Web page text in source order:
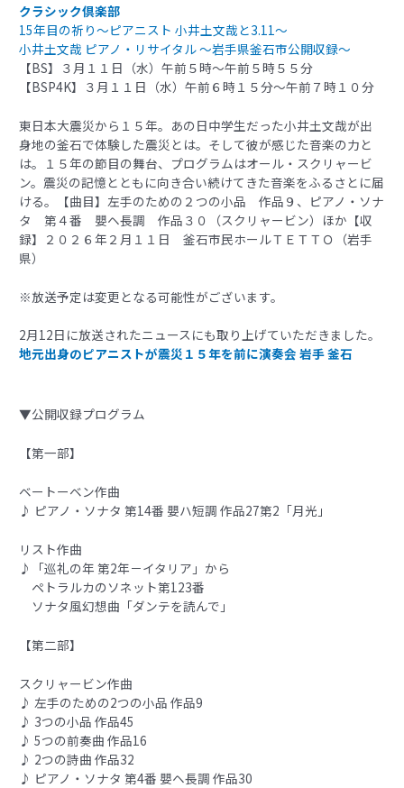
クラシック倶楽部
15年目の祈り〜ピアニスト 小井土文哉と3.11〜
小井土文哉 ピアノ・リサイタル 〜岩手県釜石市公開収録〜
【BS】３月１１日（水）午前５時～午前５時５５分
【BSP4K】３月１１日（水）午前６時１５分～午前７時１０分
東日本大震災から１５年。あの日中学生だった小井土文哉が出
身地の釜石で体験した震災とは。そして彼が感じた音楽の力と
は。１５年の節目の舞台、プログラムはオール・スクリャービ
ン。震災の記憶とともに向き合い続けてきた音楽をふるさとに届
ける。【曲目】左手のための２つの小品 作品９、ピアノ・ソナ
タ 第４番 嬰ヘ長調 作品３０（スクリャービン）ほか【収
録】２０２６年２月１１日 釜石市民ホールＴＥＴＴＯ（岩手
県）
※放送予定は変更となる可能性がございます。
2月12日に放送されたニュースにも取り上げていただきました。
地元出身のピアニストが震災１５年を前に演奏会 岩手 釜石
▼公開収録プログラム
【第一部】
ベートーベン作曲
♪ ピアノ・ソナタ 第14番 嬰ハ短調 作品27第2「月光」
リスト作曲
♪「巡礼の年 第2年－イタリア」から
ペトラルカのソネット第123番
ソナタ風幻想曲「ダンテを読んで」
【第二部】
スクリャービン作曲
♪ 左手のための2つの小品 作品9
♪ 3つの小品 作品45
♪ 5つの前奏曲 作品16
♪ 2つの詩曲 作品32
♪ ピアノ・ソナタ 第4番 嬰ヘ長調 作品30